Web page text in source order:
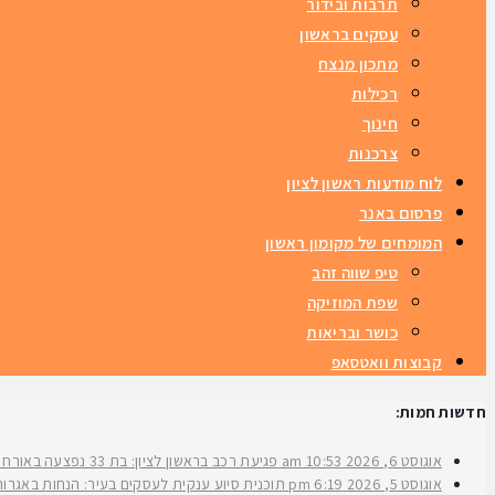
עסקים בראשון
מתכון מנצח
רכילות
חינוך
צרכנות
לוח מודעות ראשון לציון
פרסום באנר
המומחים של מקומון ראשון
טיפ שווה זהב
שפת המוזיקה
כושר ובריאות
קבוצות וואטסאפ
חדשות חמות:
אוגוסט 6, 2026 10:53 am
פגיעת רכב בראשון לציון: בת 33 נפצעה באורח בינוני ברחוב ירושלים
אוגוסט 5, 2026
6:19 pm
תוכנית סיוע ענקית לעסקים בעיר: הנחות